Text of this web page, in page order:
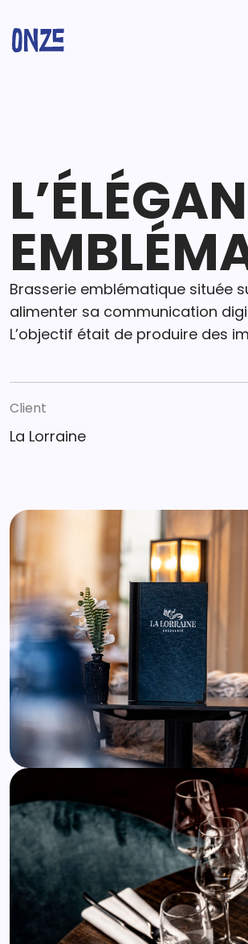
Brasserie emblématique située
alimenter sa communication
L’objectif était de produire des
Client
La Lorraine